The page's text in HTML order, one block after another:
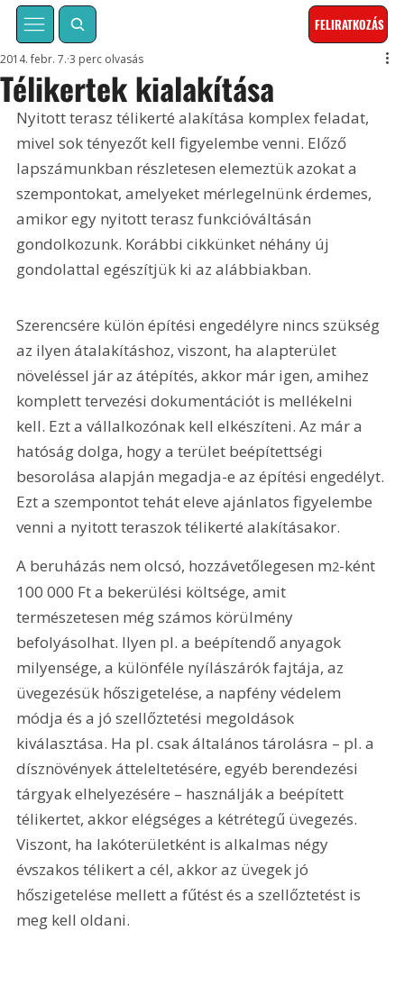
FELIRATKOZÁS
Télikertek kialakítása
2014. febr. 7. 3 perc olvasás
Nyitott terasz télikerté alakítása komplex feladat,
mivel sok tényezőt kell figyelembe venni. Előző
lapszámunkban részletesen elemeztük azokat a
szempontokat, amelyeket mérlegelnünk érdemes,
amikor egy nyitott terasz funkcióváltásán
gondolkozunk. Korábbi cikkünket néhány új
gondolattal egészítjük ki az alábbiakban.
Szerencsére külön építési engedélyre nincs szükség
az ilyen átalakításhoz, viszont, ha alapterület
növeléssel jár az átépítés, akkor már igen, amihez
komplett tervezési dokumentációt is mellékelni
kell. Ezt a vállalkozónak kell elkészíteni. Az már a
hatóság dolga, hogy a terület beépítettségi
besorolása alapján megadja-e az építési engedélyt.
Ezt a szempontot tehát eleve ajánlatos figyelembe
venni a nyitott teraszok télikerté alakításakor.
A beruházás nem olcsó, hozzávetőlegesen m2-ként
100 000 Ft a bekerülési költsége, amit
természetesen még számos körülmény
befolyásolhat. Ilyen pl. a beépítendő anyagok
milyensége, a különféle nyílászárók fajtája, az
üvegezésük hőszigetelése, a napfény védelem
módja és a jó szellőztetési megoldások
kiválasztása. Ha pl. csak általános tárolásra – pl. a
dísznövények átteleltetésére, egyéb berendezési
tárgyak elhelyezésére – használják a beépített
télikertet, akkor elégséges a kétrétegű üvegezés.
Viszont, ha lakóterületként is alkalmas négy
évszakos télikert a cél, akkor az üvegek jó
hőszigetelése mellett a fűtést és a szellőztetést is
meg kell oldani.